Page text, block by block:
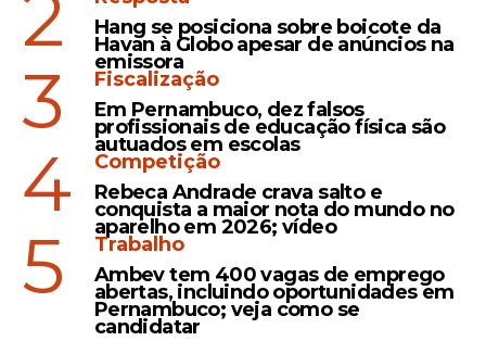
polêmica com Vini Jr e
libera espanhol em
entrevistas da Copa do
Mundo
Opinião
"A Copa do Mundo não se
ganha na partida de
estreia", diz Ancelotti após
Brasil empatar com
Marrocos
2
Hang se posiciona sobre boicote da
Havan à Globo apesar de anúncios na
emissora
3
Fiscalização
Em Pernambuco, dez falsos
profissionais de educação física são
autuados em escolas
4
Competição
Rebeca Andrade crava salto e
conquista a maior nota do mundo no
aparelho em 2026; vídeo
5
Trabalho
Ambev tem 400 vagas de emprego
abertas, incluindo oportunidades em
Pernambuco; veja como se
candidatar